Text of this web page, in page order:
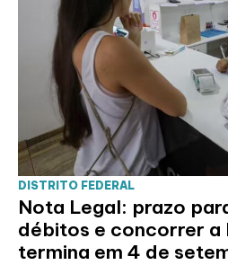
DISTRITO FEDERAL
Nota Legal: prazo
débitos e concorrer a
termina em 4 de